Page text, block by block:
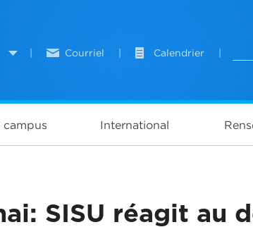
Courriel Calendrier
campus International
SISU réagit au